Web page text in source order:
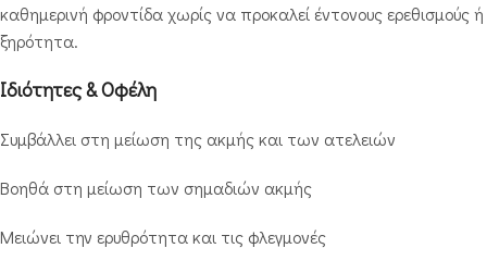
καθημερινή φροντίδα χωρίς να προκαλεί έντονους ερεθισμούς ή
ξηρότητα.
Ιδιότητες & Οφέλη
Συμβάλλει στη μείωση της ακμής και των ατελειών
Βοηθά στη μείωση των σημαδιών ακμής
Μειώνει την ερυθρότητα και τις φλεγμονές